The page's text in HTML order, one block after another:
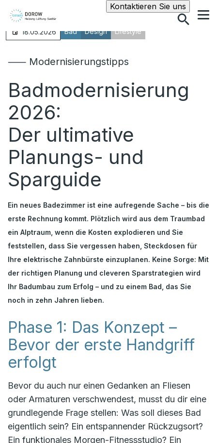
Kontaktieren Sie unsSuche
18.05.2026 Bad Design Lifestyle
⸺ Modernisierungstipps
Badmodernisierung
2026:
Der ultimative
Planungs- und
Sparguide
Ein neues Badezimmer ist eine aufregende Sache – bis die
erste Rechnung kommt. Plötzlich wird aus dem Traumbad
ein Alptraum, wenn die Kosten explodieren und Sie
feststellen, dass Sie vergessen haben, Steckdosen für
Ihre elektrische Zahnbürste einzuplanen. Keine Sorge: Mit
der richtigen Planung und cleveren Sparstrategien wird
Ihr Badumbau zum Erfolg – und zu einem Bad, das Sie
noch in zehn Jahren lieben.
Phase 1: Das Konzept –
Bevor der erste Handgriff
erfolgt
Bevor du auch nur einen Gedanken an Fliesen
oder Armaturen verschwendest, musst du dir eine
grundlegende Frage stellen: Was soll dieses Bad
eigentlich sein? Ein entspannender Rückzugsort?
Ein funktionales Morgen-Fitnessstudio? Ein